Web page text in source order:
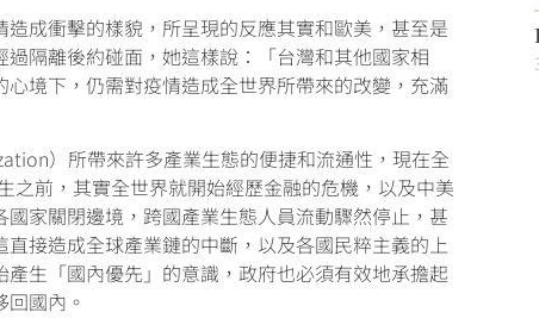
成衝擊的樣貌，所呈現的反應其實和歐美，甚至是
隔離後約碰面，她這樣說：「台灣和其他國家相
境下，仍需對疫情造成全世界所帶來的改變，充滿
）所帶來許多產業生態的便捷和流通性，現在全
之前，其實全世界就開始經歷金融的危機，以及中美
家關閉邊境，跨國產業生態人員流動驟然停止，甚
接造成全球產業鏈的中斷，以及各國民粹主義的上
生「國內優先」的意識，政府也必須有效地承擔起
國內。